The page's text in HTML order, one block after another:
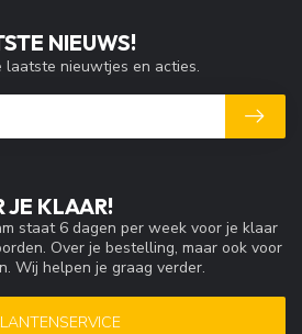
JE KLAAR!
staat 6 dagen per week voor je klaar
Over je bestelling, maar ook voor
Wij helpen je graag verder.
NIEUWS!
nieuwtjes en acties.